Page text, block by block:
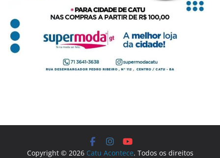
Copyright © 2026 Catu Acontece. Todos os direitos